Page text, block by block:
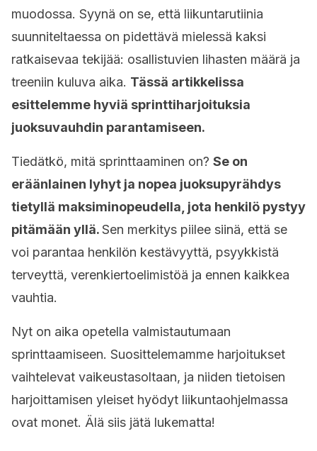
muodossa. Syynä on se, että liikuntarutiinia
suunniteltaessa on pidettävä mielessä kaksi
ratkaisevaa tekijää: osallistuvien lihasten määrä ja
treeniin kuluva aika. Tässä artikkelissa
esittelemme hyviä sprinttiharjoituksia
juoksuvauhdin parantamiseen.
Tiedätkö, mitä sprinttaaminen on? Se on
eräänlainen lyhyt ja nopea juoksupyrähdys
tietyllä maksiminopeudella, jota henkilö pystyy
pitämään yllä.Sen merkitys piilee siinä, että se
voi parantaa henkilön kestävyyttä, psyykkistä
terveyttä, verenkiertoelimistöä ja ennen kaikkea
vauhtia.
Nyt on aika opetella valmistautumaan
sprinttaamiseen. Suosittelemamme harjoitukset
vaihtelevat vaikeustasoltaan, ja niiden tietoisen
harjoittamisen yleiset hyödyt liikuntaohjelmassa
ovat monet. Älä siis jätä lukematta!